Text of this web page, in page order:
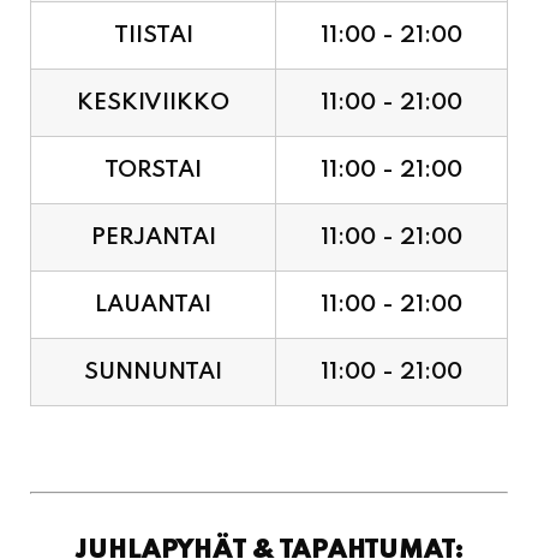
TIISTAI 11:00 - 21:00
KESKIVIIKKO 11:00 - 21:00
TORSTAI 11:00 - 21:00
PERJANTAI 11:00 - 21:00
LAUANTAI 11:00 - 21:00
SUNNUNTAI 11:00 - 21:00
JUHLAPYHÄT & TAPAHTUMAT: